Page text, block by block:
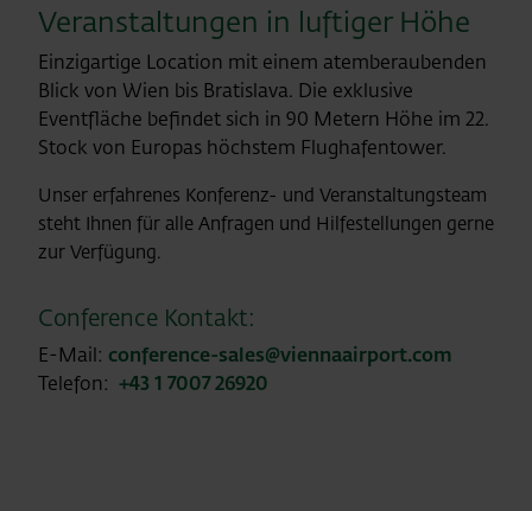
Veranstaltungen in luftiger Höhe
Einzigartige Location mit einem atemberaubenden
Blick von Wien bis Bratislava. Die exklusive
Eventfläche befindet sich in 90 Metern Höhe im 22.
Stock von Europas höchstem Flughafentower.
Unser erfahrenes Konferenz- und Veranstaltungsteam
steht Ihnen für alle Anfragen und Hilfestellungen gerne
zur Verfügung.
Conference Kontakt:
E-Mail: conference-sales@viennaairport.com
Telefon: +43 1 7007 26920